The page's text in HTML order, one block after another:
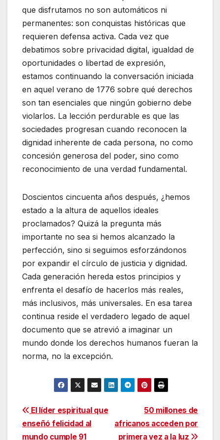
que disfrutamos no son automáticos ni
permanentes: son conquistas históricas que
requieren defensa activa. Cada vez que
debatimos sobre privacidad digital, igualdad de
oportunidades o libertad de expresión,
estamos continuando la conversación iniciada
en aquel verano de 1776 sobre qué derechos
son tan esenciales que ningún gobierno debe
violarlos. La lección perdurable es que las
sociedades progresan cuando reconocen la
dignidad inherente de cada persona, no como
concesión generosa del poder, sino como
reconocimiento de una verdad fundamental.
Doscientos cincuenta años después, ¿hemos
estado a la altura de aquellos ideales
proclamados? Quizá la pregunta más
importante no sea si hemos alcanzado la
perfección, sino si seguimos esforzándonos
por expandir el círculo de justicia y dignidad.
Cada generación hereda estos principios y
enfrenta el desafío de hacerlos más reales,
más inclusivos, más universales. En esa tarea
continua reside el verdadero legado de aquel
documento que se atrevió a imaginar un
mundo donde los derechos humanos fueran la
norma, no la excepción.
Navegación
de
50 millones de
africanos acceden por
primera vez a la luz
El líder espiritual que
enseñó felicidad al
mundo cumple 91